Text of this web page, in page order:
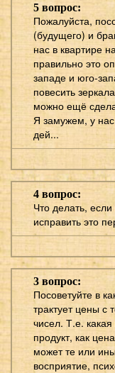
5 вопрос:
Пожалуйста,
(будущего) и
нас в квартире
правильно это
западе и юго-
повесить
можно ещё
Я замужем, у
дей...
4 вопрос:
Что делать,
исправить это
3 вопрос:
Посоветуйте в
трактует цены с
чисел. Т.е.
продукт, как
может те или
восприятие,